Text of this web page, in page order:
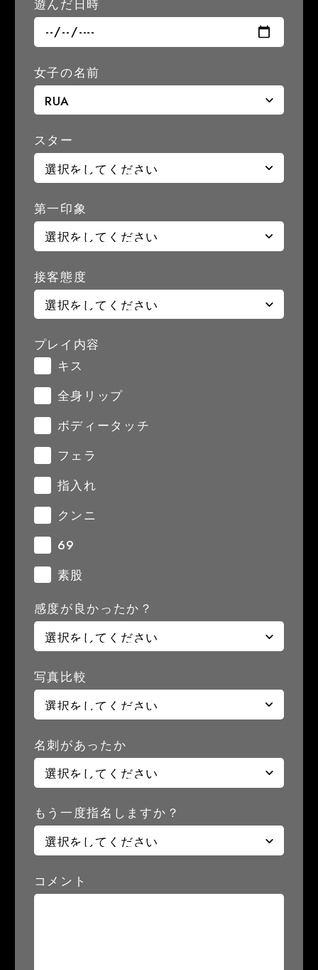
遊んだ日時
女子の名前
スター
第一印象
接客態度
プレイ内容
キス
全身リップ
ボディータッチ
フェラ
指入れ
クンニ
69
素股
感度が良かったか？
写真比較
名刺があったか
もう一度指名しますか？
コメント